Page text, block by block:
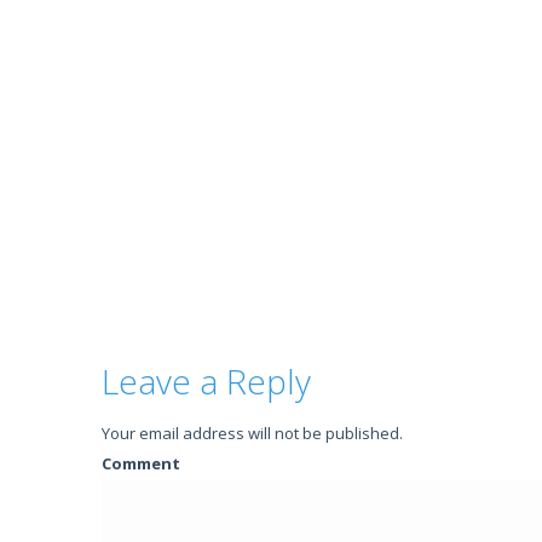
Leave a Reply
Your email address will not be published.
Comment